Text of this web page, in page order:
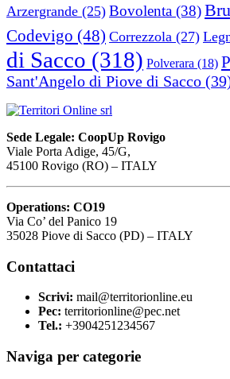
Arzergrande (25) Bovolenta (38)
Codevigo (48) Correzzola (27)
di Sacco (318) Polverara (18)
Sant'Angelo di Piove di Sacco
Sede Legale: CoopUp Rovigo
Viale Porta Adige, 45/G,
45100 Rovigo (RO) – ITALY
Operations: CO19
Via Co’ del Panico 19
35028 Piove di Sacco (PD) – ITALY
Contattaci
Scrivi: mail@territorionline.eu
Pec: territorionline@pec.net
Tel.: +3904251234567
Naviga per categorie